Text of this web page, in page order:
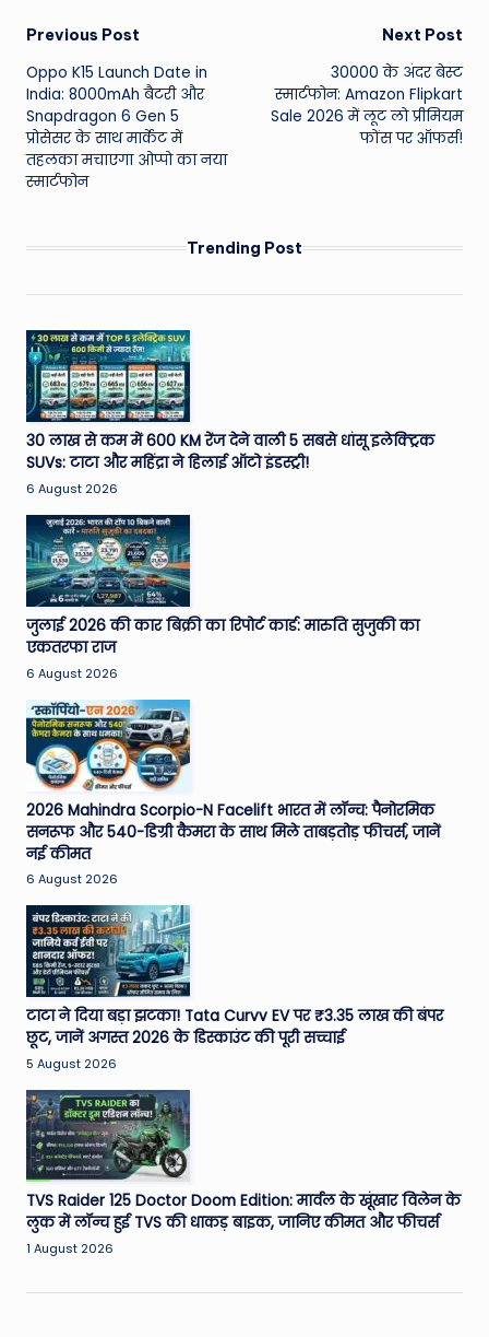
Post
navigation
Previous Post
Oppo K15 Launch Date in
India: 8000mAh बैटरी और
Snapdragon 6 Gen 5
प्रोसेसर के साथ मार्केट में
तहलका मचाएगा ओप्पो का नया
स्मार्टफोन
Next Post
30000 के अंदर बेस्ट
स्मार्टफोन: Amazon Flipkart
Sale 2026 में लूट लो प्रीमियम
फोंस पर ऑफर्स!
Trending Post
30 लाख से कम में 600 KM रेंज देने वाली 5 सबसे धांसू इलेक्ट्रिक
SUVs: टाटा और महिंद्रा ने हिलाई ऑटो इंडस्ट्री!
6 August 2026
जुलाई 2026 की कार बिक्री का रिपोर्ट कार्ड: मारुति सुजुकी का
एकतरफा राज
6 August 2026
2026 Mahindra Scorpio-N Facelift भारत में लॉन्च: पैनोरमिक
सनरूफ और 540-डिग्री कैमरा के साथ मिले ताबड़तोड़ फीचर्स, जानें
नई कीमत
6 August 2026
टाटा ने दिया बड़ा झटका! Tata Curvv EV पर ₹3.35 लाख की बंपर
छूट, जानें अगस्त 2026 के डिस्काउंट की पूरी सच्चाई
5 August 2026
TVS Raider 125 Doctor Doom Edition: मार्वल के खूंखार विलेन के
लुक में लॉन्च हुई TVS की धाकड़ बाइक, जानिए कीमत और फीचर्स
1 August 2026